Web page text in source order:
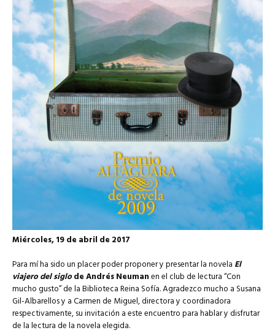
Miércoles, 19 de abril de 2017
Para mí ha sido un placer poder proponer y presentar la novela El
viajero del siglode Andrés Neumanen el club de lectura “Con
mucho gusto” de la Biblioteca Reina Sofía. Agradezco mucho a Susana
Gil-Albarellos y a Carmen de Miguel, directora y coordinadora
respectivamente, su invitación a este encuentro para hablar y disfrutar
de la lectura de la novela elegida.